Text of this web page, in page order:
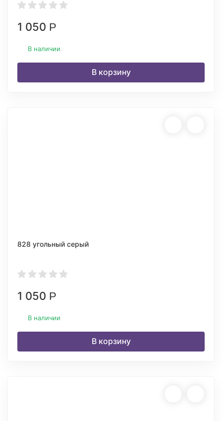
1 050 Р
В наличии
В корзину
828 угольный серый
1 050 Р
В наличии
В корзину